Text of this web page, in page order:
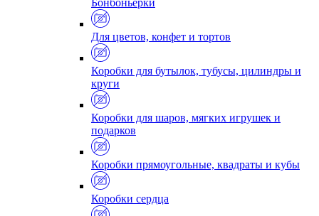
Бонбоньерки
Для цветов, конфет и тортов
Коробки для бутылок, тубусы, цилиндры и
круги
Коробки для шаров, мягких игрушек и
подарков
Коробки прямоугольные, квадраты и кубы
Коробки сердца